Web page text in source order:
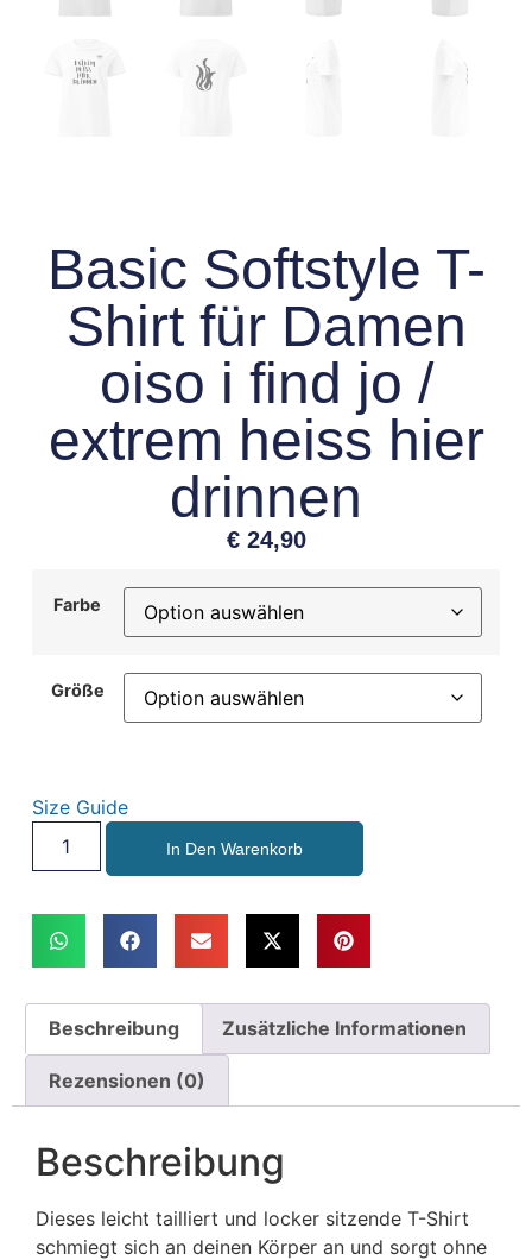
Basic Softstyle T-
Shirt für Damen
oiso i find jo /
extrem heiss hier
drinnen
€24,90
Farbe
Größe
Size Guide
In Den Warenkorb
Beschreibung Zusätzliche Informationen
Rezensionen (0)
Beschreibung
Dieses leicht tailliert und locker sitzende T-Shirt
schmiegt sich an deinen Körper an und sorgt ohne